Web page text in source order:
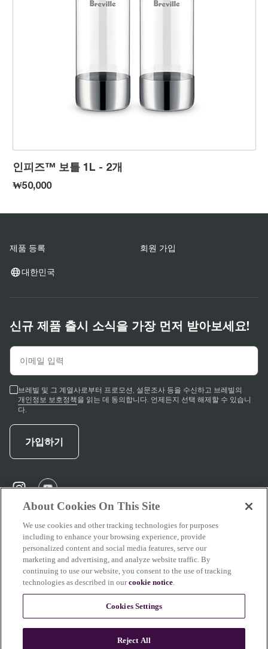
인피즈™ 보틀 1L - 2개
₩50,000
제품 등록 회원 가입
대한민국
신규 제품 출시 소식을 가장 먼저 받아보세요!
브레빌 및 그 계열사로부터 프로모션, 설문조사 등을 수신하고 브레빌의
개인정보 보호정책 을 읽는 데 동의합니다. 언제든지 선택 해제할 수 있습니
다.
가입하기
브레빌 소개
이 사이트의 일부 콘텐츠는 AI의 도움을 받아 작성 또는 수정되었습니다. 당사의
About Cookies On This Site
We use cookies and other tracking technologies for purposes
including to enhance your browsing experience, provide
personalized content and social media features, serve our
marketing and advertising, and analyze website traffic. By
continuing to use our website, you consent to the use of tracking
technologies as described in ourcookie notice.
Cookies Settings
Reject All